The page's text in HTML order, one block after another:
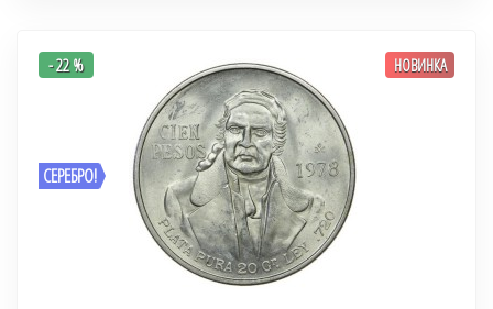
СЕРЕБРО!
- 22 % НОВИНКА